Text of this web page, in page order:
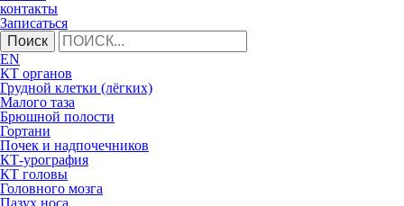
контакты
Записаться
Поиск
EN
КТ органов
Грудной клетки (лёгких)
Малого таза
Брюшной полости
Гортани
Почек и надпочечников
КТ-урография
КТ головы
Головного мозга
Пазух носа